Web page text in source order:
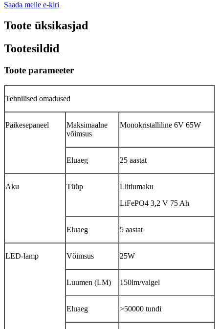
Saada meile e-kiri
Toote üksikasjad
Tootesildid
Toote parameeter
Tehnilised omadused
Päikesepaneel
Maksimaalne
võimsus
Monokristalliline 6V 65W
Eluaeg 25 aastat
Aku Tüüp
Liitiumaku
LiFePO4 3,2 V 75 Ah
Eluaeg 5 aastat
LED-lamp Võimsus 25W
Luumen (LM) 150lm/valgel
Eluaeg >50000 tundi